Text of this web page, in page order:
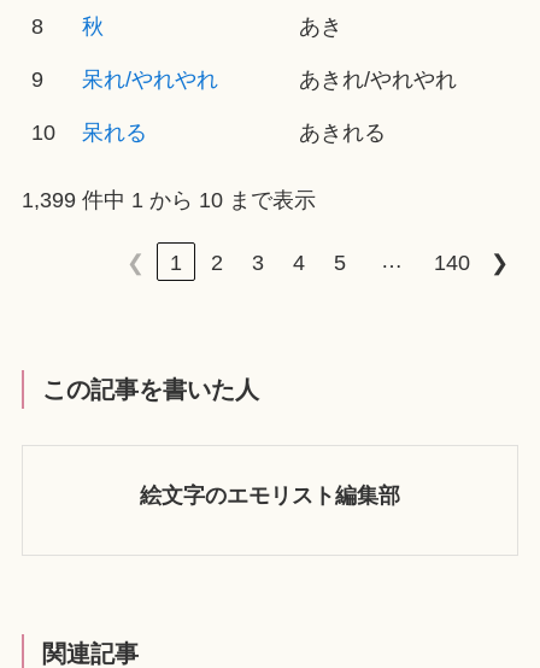
8 秋 あき
9 呆れ/やれやれ あきれ/やれやれ
10 呆れる あきれる
1,399 件中 1 から 10 まで表示
❮ 1 2 3 4 5 … 140 ❯
この記事を書いた人
絵文字のエモリスト編集部
関連記事